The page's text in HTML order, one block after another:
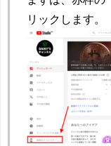
リックします。